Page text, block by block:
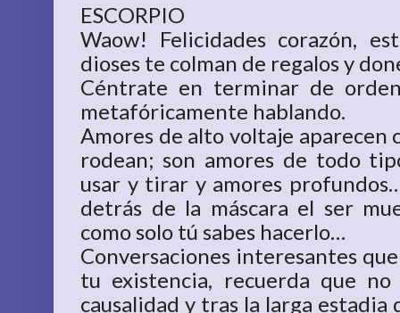
ESCORPIO
Waow! Felicidades corazón,
dioses te colman de regalos y
Céntrate en terminar de
metafóricamente hablando.
Amores de alto voltaje aparecen
rodean; son amores de todo
usar y tirar y amores
detrás de la máscara el ser
como solo tú sabes hacerlo…
Conversaciones interesantes
tu existencia, recuerda que
causalidad y tras la larga